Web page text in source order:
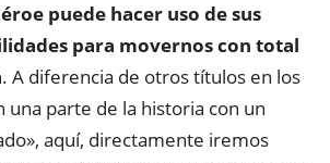
puede hacer uso de sus
para movernos con total
. A diferencia de otros títulos en los
una parte de la historia con un
aquí, directamente iremos